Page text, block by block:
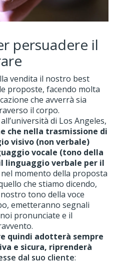
persuadere il
vendita il nostro best
proposte, facendo molta
che avverrà sia
il corpo.
di Los Angeles,
che nella trasmissione di
visivo (non verbale)
vocale (tono della
linguaggio verbale per il
momento della proposta
che stiamo dicendo,
tono della voce
emetteranno segnali
pronunciate e il
quindi adotterà sempre
e sicura, riprenderà
dal suo cliente: